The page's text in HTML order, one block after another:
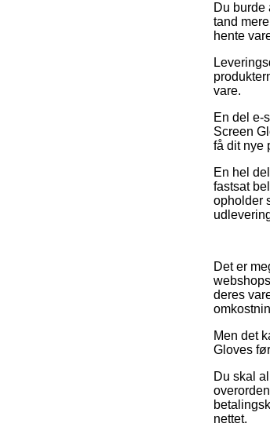
Du
tand
hente
vare.
En del e-
Screen
få dit nye
En hel
fastsat
opholder
Det er
deres
Men det
Gloves
Du skal
nettet.